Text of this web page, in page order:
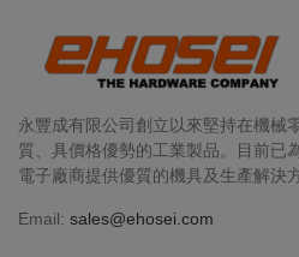
永豐成有限公司創立以來堅持在機械
質、具價格優勢的工業製品。目前已
電子廠商提供優質的機具及生產解決方
Email: sales@ehosei.com